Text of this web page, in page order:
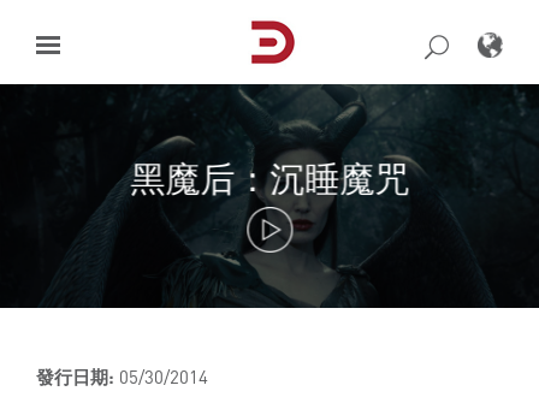
content
黑魔后：沉睡魔咒
發行日期: 05/30/2014